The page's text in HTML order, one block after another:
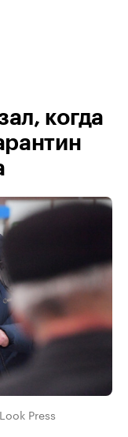
когда
Press